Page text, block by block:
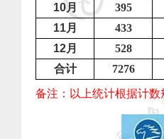
10月 395
11月 433
12月 528
合计
7276
备注：以上统计根据计